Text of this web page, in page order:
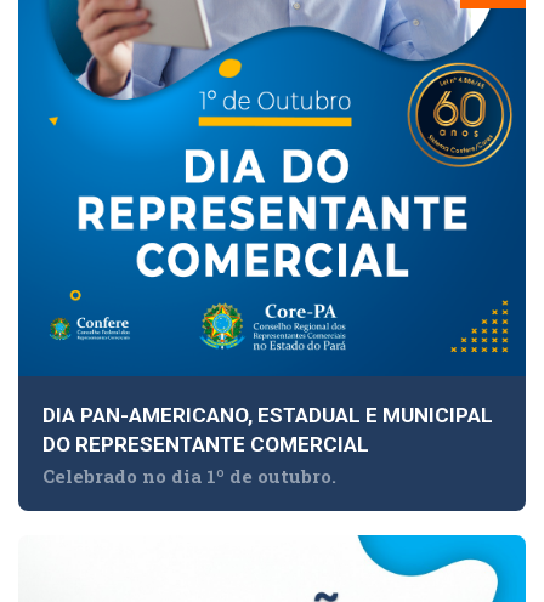
DIA PAN-AMERICANO, ESTADUAL E MUNICIPAL
DO REPRESENTANTE COMERCIAL
Celebrado no dia 1º de outubro.